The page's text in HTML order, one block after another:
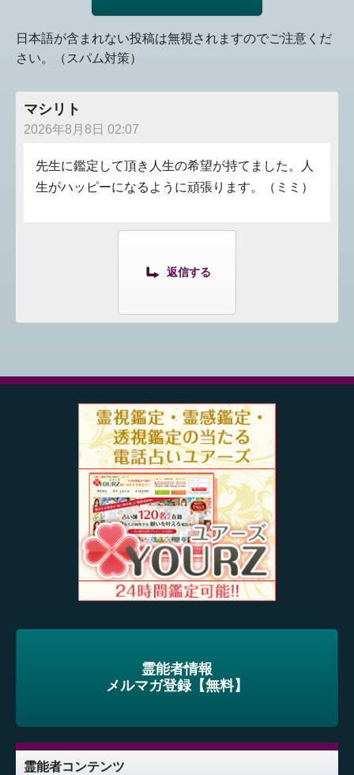
日本語が含まれない投稿は無視されますのでご注意くだ
さい。（スパム対策）
マシリト
2026年8月8日 02:07
先生に鑑定して頂き人生の希望が持てました。人
生がハッピーになるように頑張ります。（ミミ）
返信する
霊能者情報
メルマガ登録【無料】
霊能者コンテンツ